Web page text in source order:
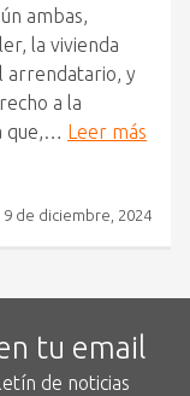
ambas,
la vivienda
arrendatario, y
a la
que,… Leer más
9 de diciembre, 2024
tu email
de noticias